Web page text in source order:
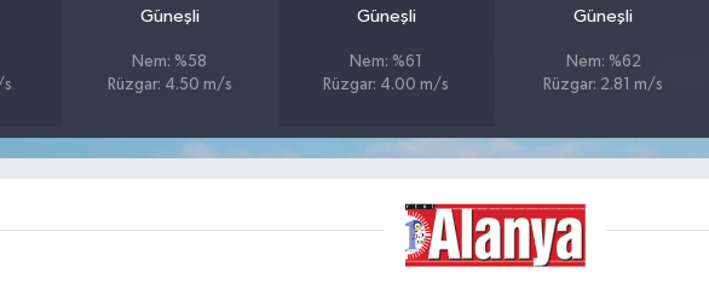
s
Güneşli
Nem: %58
Rüzgar: 4.50 m/s
Güneşli
Nem: %61
Rüzgar: 4.00 m/s
Güneşli
Nem: %62
Rüzgar: 2.81 m/s